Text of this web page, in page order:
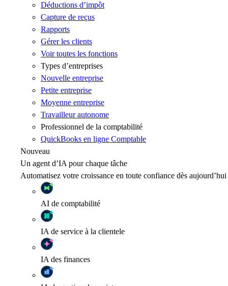
Déductions d’impôt
Capture de reçus
Rapports
Gérer les clients
Voir toutes les fonctions
Types d’entreprises
Nouvelle entreprise
Petite entreprise
Moyenne entreprise
Travailleur autonome
Professionnel de la comptabilité
QuickBooks en ligne Comptable
Nouveau
Un agent d’IA pour chaque tâche
Automatisez votre croissance en toute confiance dès aujourd’hui
AI de comptabilité
IA de service à la clientele
IA des finances